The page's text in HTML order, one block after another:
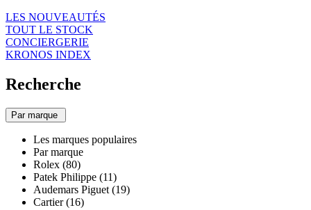
LES NOUVEAUTÉS
TOUT LE STOCK
CONCIERGERIE
KRONOS INDEX
Recherche
Par marque
Les marques populaires
Par marque
Rolex (80)
Patek Philippe (11)
Audemars Piguet (19)
Cartier (16)